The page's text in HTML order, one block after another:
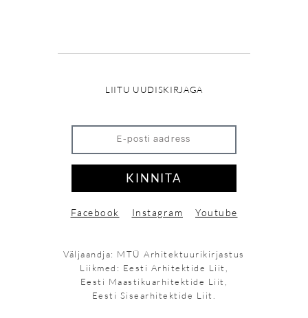
LIITU UUDISKIRJAGA
KINNITA
Facebook Instagram Youtube
Väljaandja: MTÜ Arhitektuurikirjastus
Liikmed: Eesti Arhitektide Liit,
Eesti Maastikuarhitektide Liit,
Eesti Sisearhitektide Liit.